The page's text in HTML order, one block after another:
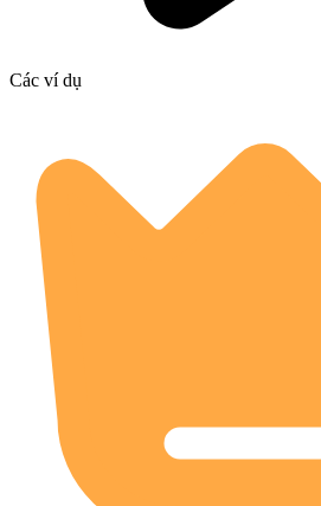
Các ví dụ